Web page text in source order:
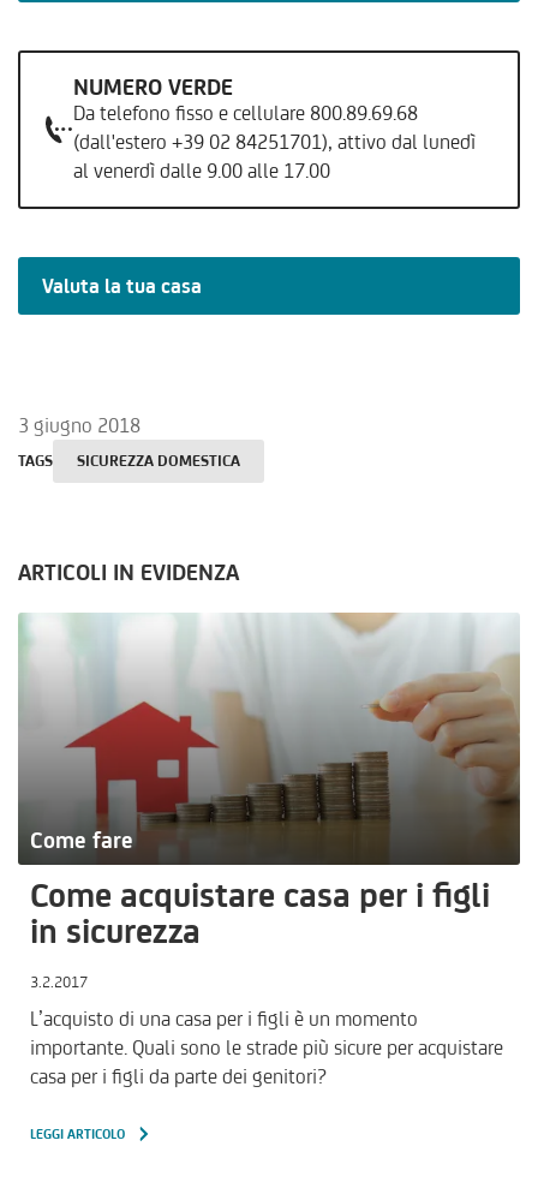
NUMERO VERDE
Da telefono fisso e cellulare 800.89.69.68
(dall'estero +39 02 84251701), attivo dal lunedì
al venerdì dalle 9.00 alle 17.00
Valuta la tua casa
TAGS SICUREZZA DOMESTICA
3 giugno 2018
ARTICOLI IN EVIDENZA
Come fare
Come acquistare casa per i figli
in sicurezza
3.2.2017
L’acquisto di una casa per i figli è un momento
importante. Quali sono le strade più sicure per acquistare
casa per i figli da parte dei genitori?
LEGGI ARTICOLO